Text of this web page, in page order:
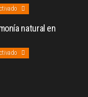
natural en